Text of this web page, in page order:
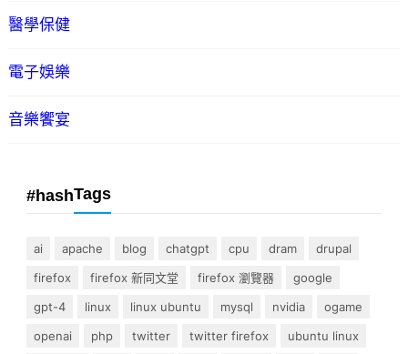
醫學保健
電子娛樂
音樂饗宴
#hashTags
ai apache blog chatgpt cpu dram
drupal
firefox
firefox 新同文堂 firefox 瀏覽器
google
gpt-4
linux linux ubuntu mysql nvidia
ogame
openai
php twitter twitter firefox
ubuntu linux